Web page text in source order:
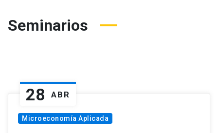
Seminarios
28 ABR
Microeconomía Aplicada